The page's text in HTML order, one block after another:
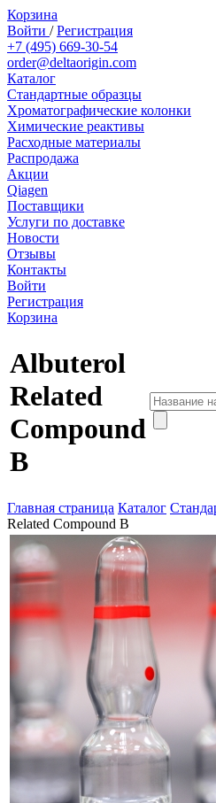
Корзина
Войти /Регистрация
+7 (495) 669-30-54
order@deltaorigin.com
Каталог
Стандартные образцы
Хроматографические колонки
Химические реактивы
Расходные материалы
Распродажа
Акции
Qiagen
Поставщики
Услуги по доставке
Новости
Отзывы
Контакты
Войти
Регистрация
Корзина
Albuterol
Related
Compound
B
Главная страница Каталог
Related Compound B